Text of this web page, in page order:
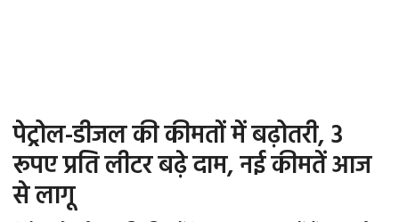
Office Office
Political Gossips
पेट्रोल-डीजल की कीमतों में बढ़ोतरी, 3
रूपए प्रति लीटर बढ़े दाम, नई कीमतें आज
से लागू